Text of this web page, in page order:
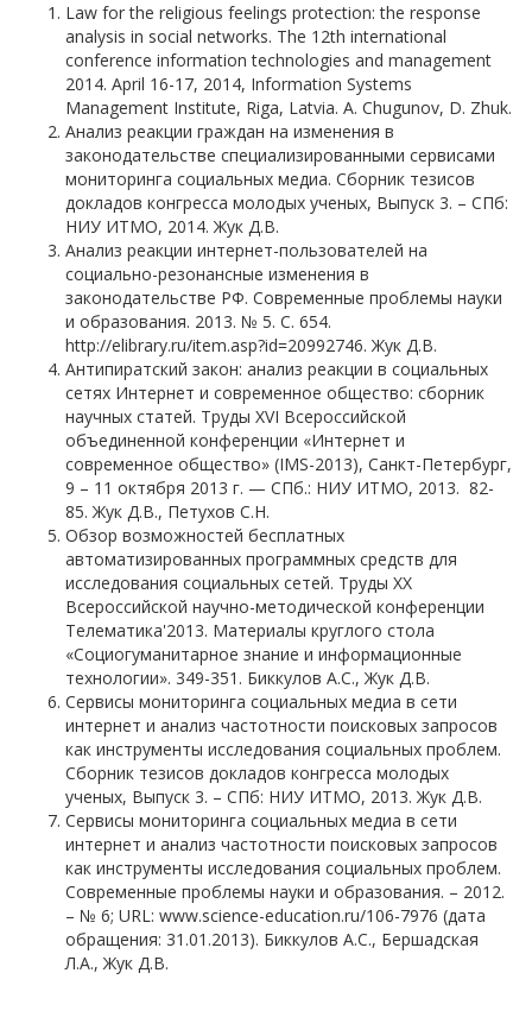
Law for the religious feelings protection: the response
analysis in social networks. The 12th international
conference information technologies and management
2014. April 16-17, 2014, Information Systems
Management Institute, Riga, Latvia. A. Chugunov, D. Zhuk.
Анализ реакции граждан на изменения в
законодательстве специализированными сервисами
мониторинга социальных медиа. Сборник тезисов
докладов конгресса молодых ученых, Выпуск 3. – СПб:
НИУ ИТМО, 2014. Жук Д.В.
Анализ реакции интернет-пользователей на
социально-резонансные изменения в
законодательстве РФ. Современные проблемы науки
и образования. 2013. № 5. С. 654.
http://elibrary.ru/item.asp?id=20992746. Жук Д.В.
Антипиратский закон: анализ реакции в социальных
сетях Интернет и современное общество: сборник
научных статей. Труды XVI Всероссийской
объединенной конференции «Интернет и
современное общество» (IMS-2013), Санкт-Петербург,
9 – 11 октября 2013 г. — СПб.: НИУ ИТМО, 2013. 82-
85. Жук Д.В., Петухов С.Н.
Обзор возможностей бесплатных
автоматизированных программных средств для
исследования социальных сетей. Труды XX
Всероссийской научно-методической конференции
Телематика'2013. Материалы круглого стола
«Социогуманитарное знание и информационные
технологии». 349-351. Биккулов А.С., Жук Д.В.
Сервисы мониторинга социальных медиа в сети
интернет и анализ частотности поисковых запросов
как инструменты исследования социальных проблем.
Сборник тезисов докладов конгресса молодых
ученых, Выпуск 3. – СПб: НИУ ИТМО, 2013. Жук Д.В.
Сервисы мониторинга социальных медиа в сети
интернет и анализ частотности поисковых запросов
как инструменты исследования социальных проблем.
Современные проблемы науки и образования. – 2012.
– № 6; URL: www.science-education.ru/106-7976 (дата
обращения: 31.01.2013). Биккулов А.С., Бершадская
Л.А., Жук Д.В.